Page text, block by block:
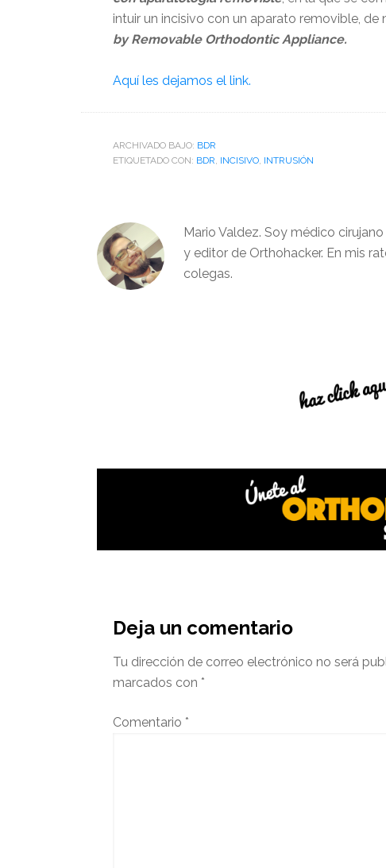
intuir un incisivo con un aparato removible, de
by Removable Orthodontic Appliance.
Aquí les dejamos el link.
ARCHIVADO BAJO: BDR
ETIQUETADO CON: BDR, INCISIVO, INTRUSIÓN
Mario Valdez. Soy médico
y editor de Orthohacker. En mis
colegas.
del
lector
Deja un comentario
Tu dirección de correo electrónico no será
marcados con *
Comentario *